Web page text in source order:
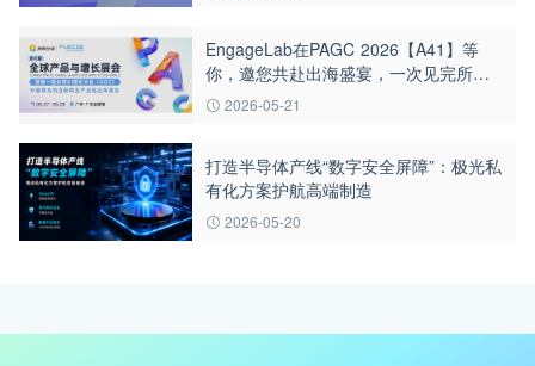
EngageLab在PAGC 2026【A41】等
你，邀您共赴出海盛宴，一次见完所有
出海圈好友！
2026-05-21
打造半导体产线“数字安全屏障”：极光私
有化方案护航高端制造
2026-05-20